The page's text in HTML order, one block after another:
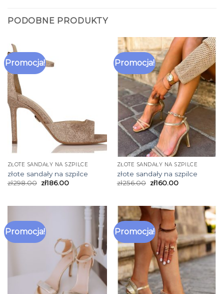
PODOBNE PRODUKTY
Promocja!
ZŁOTE SANDAŁY NA SZPILCE
złote sandały na szpilce
zł298.00 zł186.00
Promocja!
ZŁOTE SANDAŁY NA SZPILCE
złote sandały na szpilce
zł256.00 zł160.00
Promocja! Promocja!